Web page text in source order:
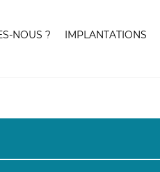
NOUS ? IMPLANTATIONS